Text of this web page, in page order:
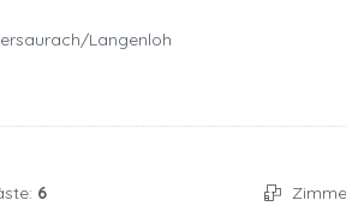
Langenloh
6